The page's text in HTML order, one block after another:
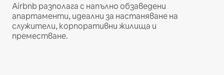
Airbnb разполага с напълно обзаведени
апартаменти, идеални за настаняване на
служители, корпоративни жилища и
преместване.